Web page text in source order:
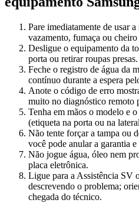
Pare imediatamente de usar
vazamento, fumaça ou
Desligue o equipamento da
porta ou retirar roupas presas.
Feche o registro de água da
contínuo durante a espera
Anote o código de erro
muito no diagnóstico remoto
Tenha em mãos o modelo e
(etiqueta na porta ou na
Não tente forçar a tampa ou
você pode anular a garantia
Não jogue água, óleo nem
placa eletrônica.
Ligue para a Assistência SV
descrevendo o problema;
chegada do técnico.